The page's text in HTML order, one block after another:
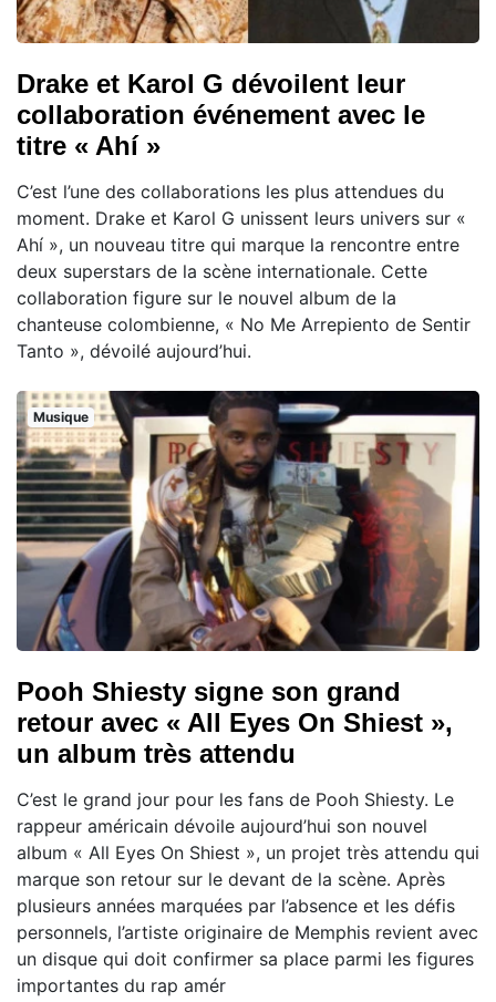
Drake et Karol G dévoilent leur
collaboration événement avec le
titre « Ahí »
C’est l’une des collaborations les plus attendues du
moment. Drake et Karol G unissent leurs univers sur «
Ahí », un nouveau titre qui marque la rencontre entre
deux superstars de la scène internationale. Cette
collaboration figure sur le nouvel album de la
chanteuse colombienne, « No Me Arrepiento de Sentir
Tanto », dévoilé aujourd’hui.
Musique
Pooh Shiesty signe son grand
retour avec « All Eyes On Shiest »,
un album très attendu
C’est le grand jour pour les fans de Pooh Shiesty. Le
rappeur américain dévoile aujourd’hui son nouvel
album « All Eyes On Shiest », un projet très attendu qui
marque son retour sur le devant de la scène. Après
plusieurs années marquées par l’absence et les défis
personnels, l’artiste originaire de Memphis revient avec
un disque qui doit confirmer sa place parmi les figures
importantes du rap amér